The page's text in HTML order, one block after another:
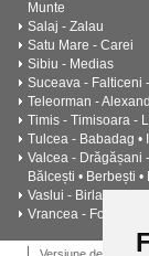
Munte
Salaj - Zalau
Satu Mare - Carei
Sibiu - Medias
Suceava - Falticeni
Teleorman -
Timis - Timisoara -
Tulcea - Babadag •
Valcea - Drăgășani
Bălcești • Berbești
Vaslui - Birlad -
Vrancea - Focșani -
Versiune desktop